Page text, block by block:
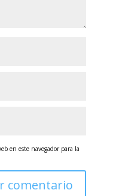
en este navegador para la